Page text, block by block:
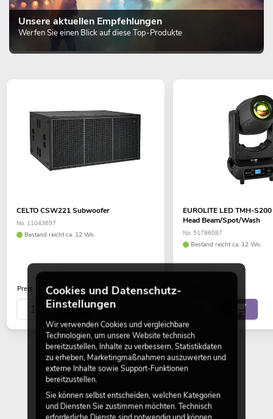
Unsere aktuellen Empfehlungen
Werfen Sie einen Blick auf diese Top-Produkte
CELTO CSW221 Subwoofer
No. 11043697
Bestand reicht ca. 12 Wo.
Preis auf Anfrage
EUROLITE LED TMH-
Head Beam/Spot/Wash
No. 51786087
Bestand reicht ca. 12 Wo.
Cookies und Datenschutz-
Einstellungen
Wir verwenden Cookies und vergleichbare
Technologien, um unsere Website technisch
bereitzustellen, Inhalte zu verbessern, Statistikdaten
zu erheben, Marketingmaßnahmen auszuwerten und
externe Inhalte sowie Support-Funktionen
bereitzustellen.
Sie können selbst entscheiden, welchen Kategorien
und Diensten Sie zustimmen möchten. Technisch
erforderliche Dienste sind notwendig und können